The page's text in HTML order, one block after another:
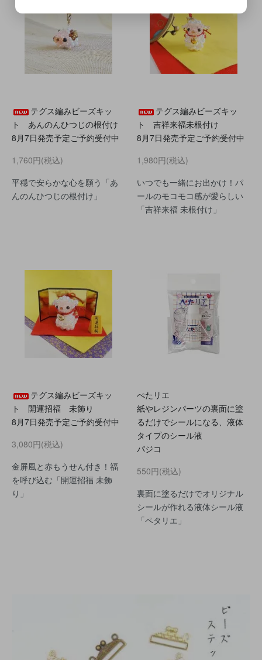
テグス編みビーズキッ
ト あんのんひつじの根付け
8月7日発売予定ご予約受付中
1,760円(税込)
平穏で安らかな心を願う「あ
んのんひつじの根付け」
テグス編みビーズキッ
ト 吉祥来福未根付け
8月7日発売予定ご予約受付中
1,980円(税込)
いつでも一緒にお出かけ！パ
ールのモコモコ感が愛らしい
「吉祥来福 未根付け」
テグス編みビーズキッ
ト 開運招福 未飾り
8月7日発売予定ご予約受付中
3,080円(税込)
金屏風と赤もうせん付き！福
を呼び込む「開運招福 未飾
り」
ぺたリエ
紙やレジンパーツの裏面に塗
るだけでシールになる、液体
タイプのシール液
パジコ
550円(税込)
裏面に塗るだけでオリジナル
シールが作れる液体シール液
「ペタリエ」